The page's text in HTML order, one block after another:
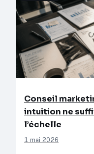
Conseil
intuition ne
l’échelle
1 mai 2026